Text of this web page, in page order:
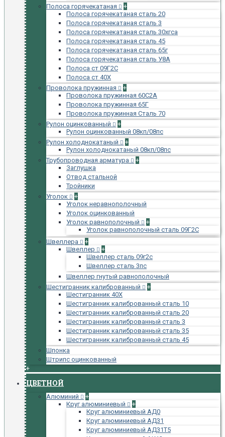
Полоса горячекатаная
+
Полоса горячекатаная сталь 20
Полоса горячекатаная сталь 3
Полоса горячекатаная сталь 30хгса
Полоса горячекатаная сталь 45
Полоса горячекатаная сталь 65г
Полоса горячекатаная сталь У8А
Полоса ст 09Г2С
Полоса ст 40Х
Проволока пружинная
+
Проволока пружинная 60С2А
Проволока пружинная 65Г
Проволока пружинная Сталь 70
Рулон оцинкованный
+
Рулон оцинкованный 08кп/08пс
Рулон холоднокатаный
+
Рулон холоднокатаный 08кп/08пс
Трубопроводная арматура
+
Заглушка
Отвод стальной
Тройники
Уголок
+
Уголок неравнополочный
Уголок оцинкованный
Уголок равнополочный
+
Уголок равнополочный сталь 09Г2С
Швеллера
+
Швеллер
+
Швеллер сталь 09г2с
Швеллер сталь 3пс
Швеллер гнутый равнополочный
Шестигранник калиброванный
+
Шестигранник 40Х
Шестигранник калиброванный сталь 10
Шестигранник калиброванный сталь 20
Шестигранник калиброванный сталь 3
Шестигранник калиброванный сталь 35
Шестигранник калиброванный сталь 45
Шпонка
Штрипс оцинкованный
+
ЦВЕТНОЙ
Алюминий
+
Круг алюминиевый
+
Круг алюминиевый АД0
Круг алюминиевый АД31
Круг алюминиевый АД31Т5